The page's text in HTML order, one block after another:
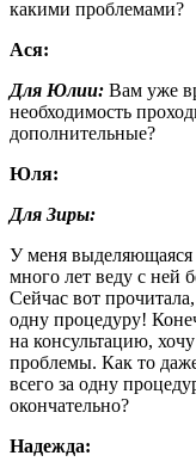
какими проблемами?
Ася:
Для Юлии: Вам уже
необходимость
дополнительные?
Юля:
Для Зиры:
У меня выделяющаяся
много лет веду с ней
Сейчас вот
одну процедуру!
на консультацию,
проблемы. Как то
всего за одну
окончательно?
Надежда: